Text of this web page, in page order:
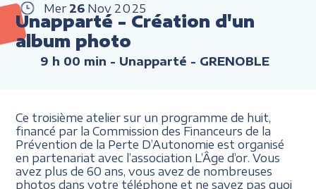
Mer 26 Nov 2025
Unapparté - Création d'un
album photo
9 h 00 min - Unapparté - GRENOBLE
Ce troisième atelier sur un programme de huit,
financé par la Commission des Financeurs de la
Prévention de la Perte D’Autonomie est organisé
en partenariat avec l’association L’Âge d’or. Vous
avez plus de 60 ans, vous avez de nombreuses
photos dans votre téléphone et ne savez pas quoi